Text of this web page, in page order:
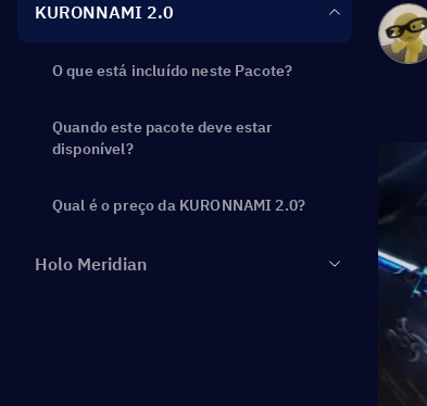
KURONNAMI 2.0
O que está incluído neste Pacote?
Quando este pacote deve estar
disponível?
Qual é o preço da KURONNAMI 2.0?
Holo Meridian